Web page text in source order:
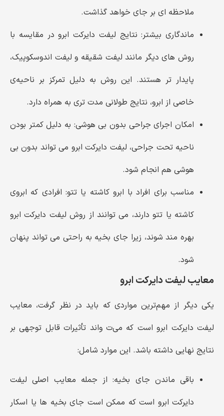
ملاحظه‌ ای بر جای خواهد گذاشت.
ماندگاری بیشتر: نتایج لیفت دایرکت ابرو در مقایسه با
روش ‌های دیگر مانند لیفت شقیقه و لیفت اندوسکوپیک،
پایدار تر هستند. این روش به دلیل تمرکز بر ناحیه‌ی
خاصی از ابرو، نتایج طولانی‌ مدت‌ تری به همراه دارد.
امکان اجرای جراحی بدون بی‌ هوشی: به دلیل کمتر بودن
ناحیه تحت جراحی، لیفت دایرکت ابرو می ‌تواند بدون بی
‌هوشی هم انجام شود.
مناسب برای افراد با ابرو کاشته یا تتو: افرادی که ابروی
کاشته یا تتو دارند، می‌ توانند از روش لیفت دایرکت ابرو
بهره‌ مند شوند، زیرا جای بخیه به راحتی می ‌تواند پنهان
شود.
معایب لیفت دایرکت ابرو
یکی دیگر از مهم‌ترین مواردی که باید در نظر گرفت، معایب
لیفت دایرکت ابرو است که می‌ت واند تأثیرات قابل توجهی بر
نتایج نهایی داشته باشد. این موارد شامل:
باقی ماندن جای بخیه: از جمله معایب اصلی لیفت
دایرکت ابرو است که ممکن است جای بخیه ‌ها یا اسکار